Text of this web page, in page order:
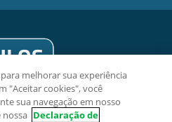
melhorar sua experiência
"Aceitar cookies", você
sua navegação em nosso
nossa Declaração de